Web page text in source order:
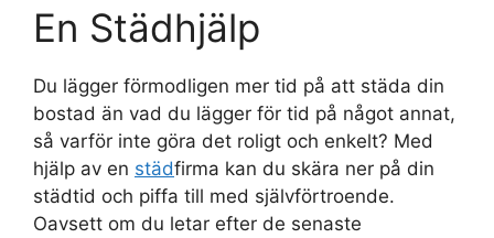
En Städhjälp
Du lägger förmodligen mer tid på att städa din
bostad än vad du lägger för tid på något annat,
så varför inte göra det roligt och enkelt? Med
hjälp av en städfirma kan du skära ner på din
städtid och piffa till med självförtroende.
Oavsett om du letar efter de senaste